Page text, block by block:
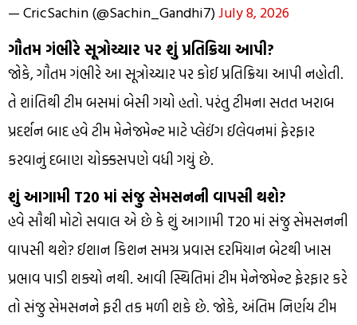
— CricSachin (@Sachin_Gandhi7)July 8, 2026
ગૌતમ ગંભીરે સૂત્રોચ્ચાર પર શું પ્રતિક્રિયા આપી?
જોકે, ગૌતમ ગંભીરે આ સૂત્રોચ્ચાર પર કોઈ પ્રતિક્રિયા આપી નહોતી.
તે શાંતિથી ટીમ બસમાં બેસી ગયો હતો. પરંતુ ટીમના સતત ખરાબ
પ્રદર્શન બાદ હવે ટીમ મેનેજમેન્ટ માટે પ્લેઈંગ ઈલેવનમાં ફેરફાર
કરવાનું દબાણ ચોક્કસપણે વધી ગયું છે.
શું આગામી T20 માં સંજુ સેમસનની વાપસી થશે?
હવે સૌથી મોટો સવાલ એ છે કે શું આગામી T20 માં સંજુ સેમસનની
વાપસી થશે? ઈશાન કિશન સમગ્ર પ્રવાસ દરમિયાન બેટથી ખાસ
પ્રભાવ પાડી શક્યો નથી. આવી સ્થિતિમાં ટીમ મેનેજમેન્ટ ફેરફાર કરે
તો સંજુ સેમસનને ફરી તક મળી શકે છે. જોકે, અંતિમ નિર્ણય ટીમ